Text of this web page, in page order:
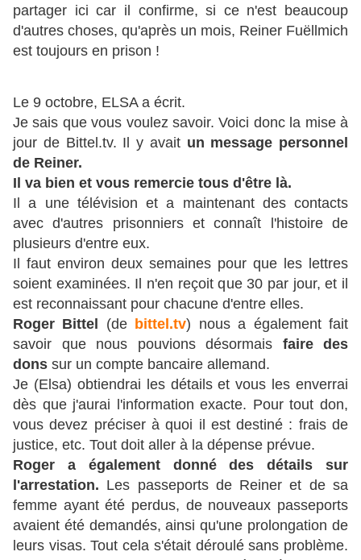
partager ici car il confirme, si ce n'est beaucoup
d'autres choses, qu'après un mois, Reiner Fuëllmich
est toujours en prison !
Le 9 octobre, ELSA a écrit.
Je sais que vous voulez savoir. Voici donc la mise à
jour de Bittel.tv. Il y avait un message personnel
de Reiner.
Il va bien et vous remercie tous d'être là.
Il a une télévision et a maintenant des contacts
avec d'autres prisonniers et connaît l'histoire de
plusieurs d'entre eux.
Il faut environ deux semaines pour que les lettres
soient examinées. Il n'en reçoit que 30 par jour, et il
est reconnaissant pour chacune d'entre elles.
Roger Bittel (de bittel.tv) nous a également fait
savoir que nous pouvions désormais faire des
dons sur un compte bancaire allemand.
Je (Elsa) obtiendrai les détails et vous les enverrai
dès que j'aurai l'information exacte. Pour tout don,
vous devez préciser à quoi il est destiné : frais de
justice, etc. Tout doit aller à la dépense prévue.
Roger a également donné des détails sur
l'arrestation. Les passeports de Reiner et de sa
femme ayant été perdus, de nouveaux passeports
avaient été demandés, ainsi qu'une prolongation de
leurs visas. Tout cela s'était déroulé sans problème.